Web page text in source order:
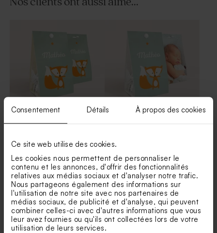
Consentement Détails À propos des cookies
Ce site web utilise des cookies.
Les cookies nous permettent de personnaliser le
contenu et les annonces, d'offrir des fonctionnalités
relatives aux médias sociaux et d'analyser notre trafic.
Nous partageons également des informations sur
l'utilisation de notre site avec nos partenaires de
médias sociaux, de publicité et d'analyse, qui peuvent
combiner celles-ci avec d'autres informations que vous
leur avez fournies ou qu'ils ont collectées lors de votre
utilisation de leurs services.
rond eucalyptus 750 gr (±
195 ex)
vert 1 kg (± 240 ex)
Étui à dragées naissance
Étui à dragées baptême